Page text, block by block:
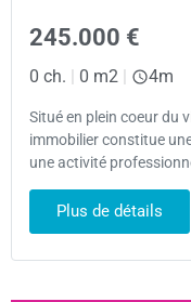
245.000 €
0 ch. 0 m2 4m
Situé en plein coeur du
immobilier constitue
une activité
Plus de détails